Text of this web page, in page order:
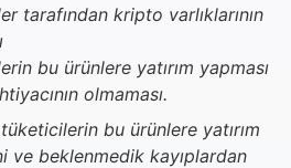
tarafından kripto varlıklarının
bu ürünlere yatırım yapması
olmaması.
bu ürünlere yatırım
ve beklenmedik kayıplardan